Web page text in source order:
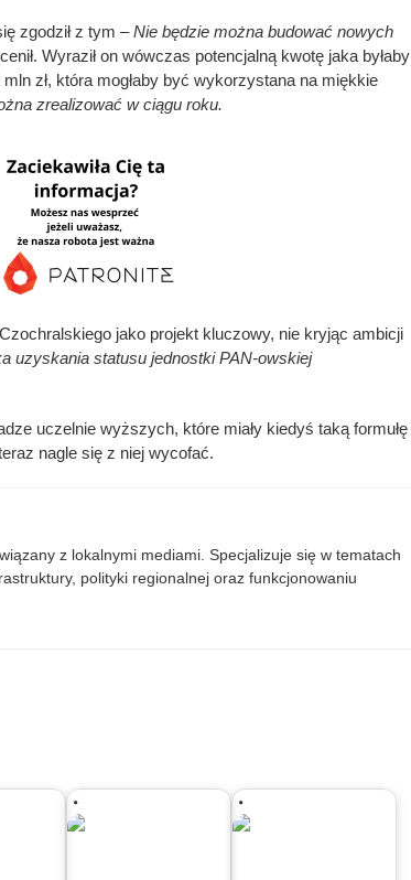
zgodził z tym –Nie będzie można budować nowych
Wyraził on wówczas potencjalną kwotę jaka byłaby
zł, która mogłaby być wykorzystana na miękkie
zrealizować w ciągu roku.
jako projekt kluczowy, nie kryjąc ambicji
uzyskania statusu jednostki PAN-owskiej
uczelnie wyższych, które miały kiedyś taką formułę
nagle się z niej wycofać.
z lokalnymi mediami. Specjalizuje się w tematach
polityki regionalnej oraz funkcjonowaniu